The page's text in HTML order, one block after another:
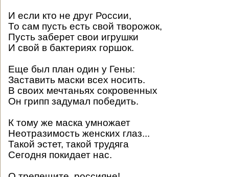
И если кто не друг России,
То сам пусть есть свой творожок,
Пусть заберет свои игрушки
И свой в бактериях горшок.
Еще был план один у Гены:
Заставить маски всех носить.
В своих мечтаньях сокровенных
Он грипп задумал победить.
К тому же маска умножает
Неотразимость женских глаз...
Такой эстет, такой трудяга
Сегодня покидает нас.